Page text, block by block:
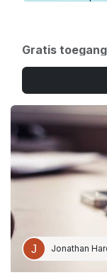
Gratis toegang
(op vertoon
kaart); pers
Jonathan